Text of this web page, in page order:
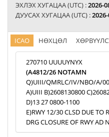
ЭХЛЭХ ХУГАЦАА (UTC) :2026-
ДУУСАХ ХУГАЦАА (UTC) :
ICAO НӨХЦӨЛ
270710 UUUUYNYX
(A4812/26 NOTAMN
Q)UIII/QMRLC/IV/NBO/A/
A)UIII B)2608130800
D)13 27 0800-1100
E)RWY 12/30 CLSD DUE TO
DRG CLOSURE OF RWY AD